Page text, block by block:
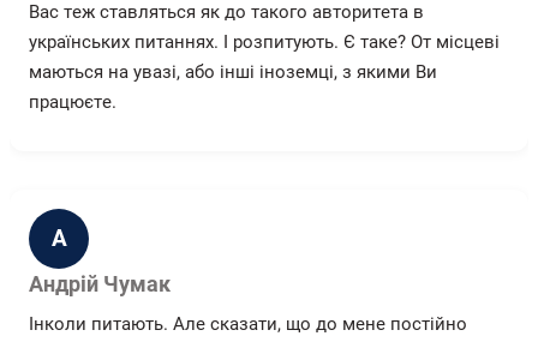
Вас теж ставляться як до такого авторитета в
українських питаннях. І розпитують. Є таке? От місцеві
маються на увазі, або інші іноземці, з якими Ви
працюєте.
А
Андрій Чумак
Інколи питають. Але сказати, що до мене постійно